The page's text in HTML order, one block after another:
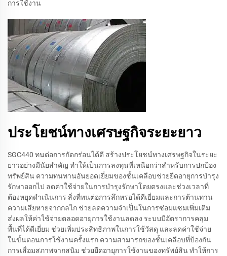
การใช้งาน
ประโยชน์ทางเศรษฐกิจระยะยาว
SGC440 ทนต่อการกัดกร่อนได้ดี สร้างประโยชน์ทางเศรษฐกิจในระยะ
ยาวอย่างมีนัยสำคัญ ทำให้เป็นการลงทุนที่เหนือกว่าสำหรับการปกป้อง
ทรัพย์สิน ความทนทานอันยอดเยี่ยมของชั้นเคลือบช่วยยืดอายุการบำรุง
รักษาออกไป ลดค่าใช้จ่ายในการบำรุงรักษาโดยตรงและช่วงเวลาที่
ต้องหยุดดำเนินการ สิ่งที่ทนต่อการสึกหรอได้ดีเยี่ยมและการต้านทาน
ความเสียหายจากกลไก ช่วยลดความจำเป็นในการซ่อมแซมเพิ่มเติม
ส่งผลให้ค่าใช้จ่ายตลอดอายุการใช้งานลดลง ระบบมีอัตราการคลุม
พื้นที่ได้ดีเยี่ยม ช่วยเพิ่มประสิทธิภาพในการใช้วัสดุ และลดค่าใช้จ่าย
ในขั้นตอนการใช้งานครั้งแรก ความสามารถของชั้นเคลือบที่ป้องกัน
การเสื่อมสภาพจากสนิม ช่วยยืดอายุการใช้งานของทรัพย์สิน ทำให้การ